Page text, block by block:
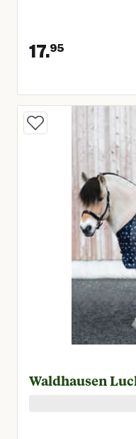
17.95
Huidige
Waldhausen